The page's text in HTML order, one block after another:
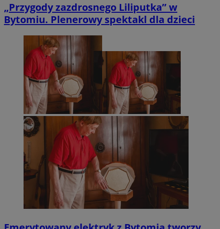
„Przygody zazdrosnego Liliputka” w
Bytomiu. Plenerowy spektakl dla dzieci